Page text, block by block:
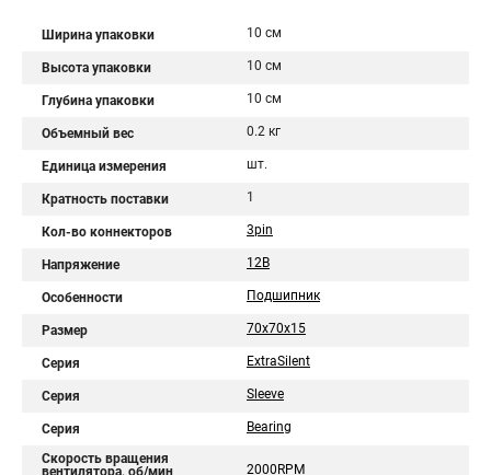
Ширина упаковки 10 см
Высота упаковки 10 см
Глубина упаковки 10 см
Объемный вес 0.2 кг
Единица измерения шт.
Кратность поставки 1
Кол-во коннекторов 3pin
Напряжение 12В
Особенности Подшипник
Размер 70x70x15
Серия ExtraSilent
Серия Sleeve
Серия Bearing
Скорость вращения
вентилятора, об/мин
2000RPM